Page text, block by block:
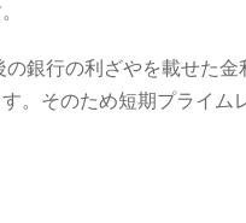
銀行の利ざやを載せた
。そのため短期プライム